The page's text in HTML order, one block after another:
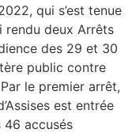
qui s’est tenue
rendu deux Arrêts
des 29 et 30
public contre
le premier arrêt,
est entrée
accusés